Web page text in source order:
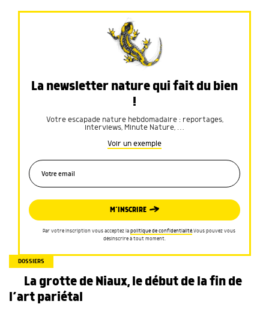
La newsletter nature qui fait du bien
!
Votre escapade nature hebdomadaire : reportages,
interviews, Minute Nature, …
Voir un exemple
M’INSCRIRE
Par votre inscription vous acceptez la politique de confidentialité.Vous pouvez vous
désinscrire à tout moment.
DOSSIERS
La grotte de Niaux, le début de la fin de
l’art pariétal